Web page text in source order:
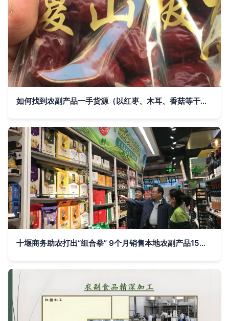
如何找到农副产品一手货源（以红枣、木耳、香菇等干货为例）
十堰商务助农打出“组合拳” 9个月销售本地农副产品15亿元的实践与启示